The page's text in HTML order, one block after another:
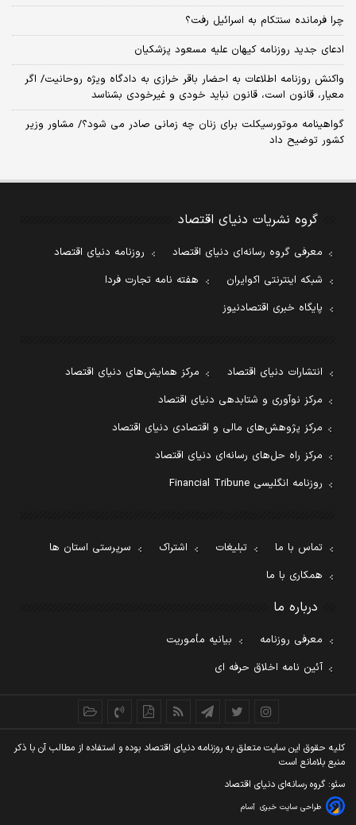
چرا فرمانده سنتکام به اسرائیل رفت؟
ادعای جدید روزنامه کیهان علیه مسعود پزشکیان
واکنش روزنامه اطلاعات به احضار باقر خرازی به دادگاه ویژه روحانیت/ اگر
معیار، قانون است، قانون نباید خودی و غیرخودی بشناسد
گواهینامه موتورسیکلت برای زنان چه زمانی صادر می شود؟/ مشاور وزیر
کشور توضیح داد
گروه نشریات دنیای اقتصاد
معرفی گروه رسانه‌ای دنیای اقتصاد
روزنامه دنیای اقتصاد
شبکه اینترنتی اکوایران
هفته نامه تجارت فردا
پایگاه خبری اقتصادنیوز
انتشارات دنیای اقتصاد
مرکز همایش‌های دنیای اقتصاد
مرکز نوآوری و شتابدهی دنیای اقتصاد
مرکز پژوهش‌های مالی و اقتصادی دنیای اقتصاد
مرکز راه حل‌های رسانه‌ای دنیای اقتصاد
روزنامه انگلیسی Financial Tribune
تماس با ما تبلیغات اشتراک
سرپرستی استان ها
همکاری با ما
درباره ما
معرفی روزنامه
بیانیه مأموریت
آئین نامه اخلاق حرفه ای
کليه حقوق اين سايت متعلق به روزنامه دنيای اقتصاد بوده و استفاده از مطالب آن با ذکر
منبع بلامانع است
سئو: گروه رسانه‌ای دنیای اقتصاد
طراحی سایت خبری آسام